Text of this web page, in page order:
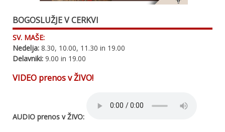
BOGOSLUŽJE V CERKVI
SV. MAŠE:
Nedelja: 8.30, 10.00, 11.30 in 19.00
Delavniki: 9.00 in 19.00
VIDEO prenos v ŽIVO!
AUDIO prenos v ŽIVO: